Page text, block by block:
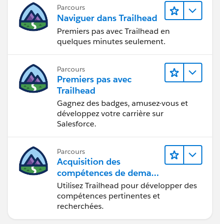
Parcours
Naviguer dans Trailhead
Premiers pas avec Trailhead en
quelques minutes seulement.
Parcours
Premiers pas avec
Trailhead
Gagnez des badges, amusez-vous et
développez votre carrière sur
Salesforce.
Parcours
Acquisition des
compétences de demain
avec Trailhead
Utilisez Trailhead pour développer des
compétences pertinentes et
recherchées.